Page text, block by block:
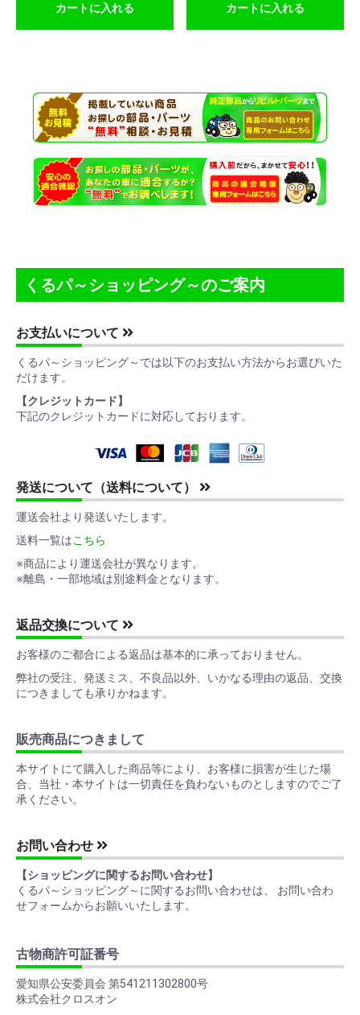
カートに入れる カートに入れる
くるパ～ショッピング～のご案内
お支払いについて
くるパ～ショッピング～では以下のお支払い方法からお選びいた
だけます。
【クレジットカード】
下記のクレジットカードに対応しております。
発送について（送料について）
運送会社より発送いたします。
送料一覧はこちら
※商品により運送会社が異なります。
※離島・一部地域は別途料金となります。
返品交換について
お客様のご都合による返品は基本的に承っておりません。
弊社の受注、発送ミス、不良品以外、いかなる理由の返品、交換
につきましても承りかねます。
販売商品につきまして
本サイトにて購入した商品等により、お客様に損害が生じた場
合、当社・本サイトは一切責任を負わないものとしますのでご了
承ください。
お問い合わせ
【ショッピングに関するお問い合わせ】
くるパ～ショッピング～に関するお問い合わせは、 お問い合わ
せフォームからお願いいたします。
古物商許可証番号
愛知県公安委員会 第541211302800号
株式会社クロスオン